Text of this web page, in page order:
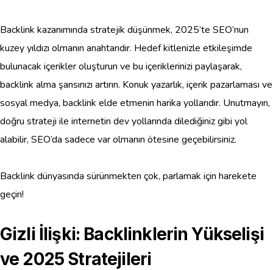
Backlink kazanımında stratejik düşünmek, 2025’te SEO’nun
kuzey yıldızı olmanın anahtarıdır. Hedef kitlenizle etkileşimde
bulunacak içerikler oluşturun ve bu içeriklerinizi paylaşarak,
backlink alma şansınızı artırın. Konuk yazarlık, içerik pazarlaması ve
sosyal medya, backlink elde etmenin harika yollarıdır. Unutmayın,
doğru strateji ile internetin dev yollarında dilediğiniz gibi yol
alabilir, SEO’da sadece var olmanın ötesine geçebilirsiniz.
Backlink dünyasında sürünmekten çok, parlamak için harekete
geçin!
Gizli İlişki: Backlinklerin Yükselişi
ve 2025 Stratejileri